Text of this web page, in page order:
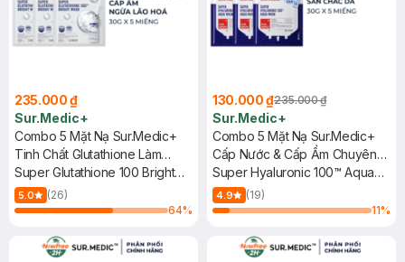
235.000 ₫
Sur.Medic+
Combo 5 Mặt Nạ Sur.Medic+
Tinh Chất Glutathione Làm
Sáng Da 30g
Super Glutathione 100 Bright
Mask
5.0
(26)
64%
130.000 ₫235.000 ₫
Sur.Medic+
Combo 5 Mặt Nạ Sur.Medic+
Cấp Nước & Cấp Ẩm Chuyên
Sâu 30g
Super Hyaluronic 100™ Aqua
Mask
4.9
(19)
11%